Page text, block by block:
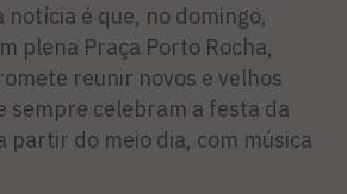
notícia é que, no domingo,
plena Praça Porto Rocha,
reunir novos e velhos
sempre celebram a festa da
partir do meio dia, com música